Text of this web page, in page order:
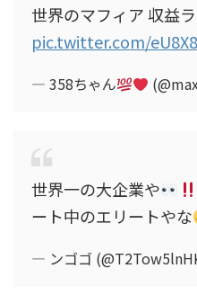
世界のマフィア 収益
pic.twitter.com/
— 358ちゃん
世界一の大企業や
ート中のエリートやな
— ンゴゴ